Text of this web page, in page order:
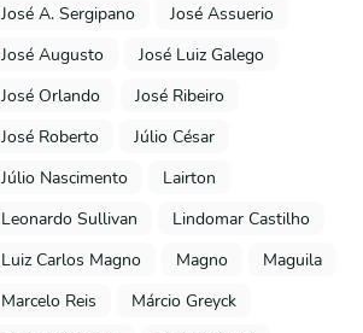
José A. Sergipano
José Assuerio
José Augusto
José Luiz Galego
José Orlando
José Ribeiro
José Roberto
Júlio César
Júlio Nascimento
Lairton
Leonardo Sullivan
Lindomar Castilho
Luiz Carlos Magno
Magno
Maguila
Marcelo Reis
Márcio Greyck